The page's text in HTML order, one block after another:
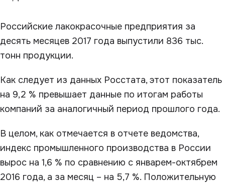
Российские лакокрасочные предприятия за
десять месяцев 2017 года выпустили 836 тыс.
тонн продукции.
Как следует из данных Росстата, этот показатель
на 9,2 % превышает данные по итогам работы
компаний за аналогичный период прошлого года.
В целом, как отмечается в отчете ведомства,
индекс промышленного производства в России
вырос на 1,6 % по сравнению с январем-октябрем
2016 года, а за месяц – на 5,7 %. Положительную